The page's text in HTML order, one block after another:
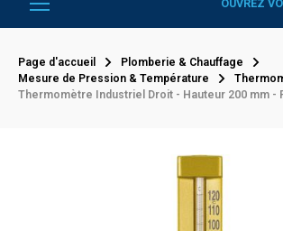
OUVREZ
Page d'accueil
Plomberie & Chauffage
Mesure de Pression & Température
Thermomètre Industriel Droit - Hauteur 200 mm -